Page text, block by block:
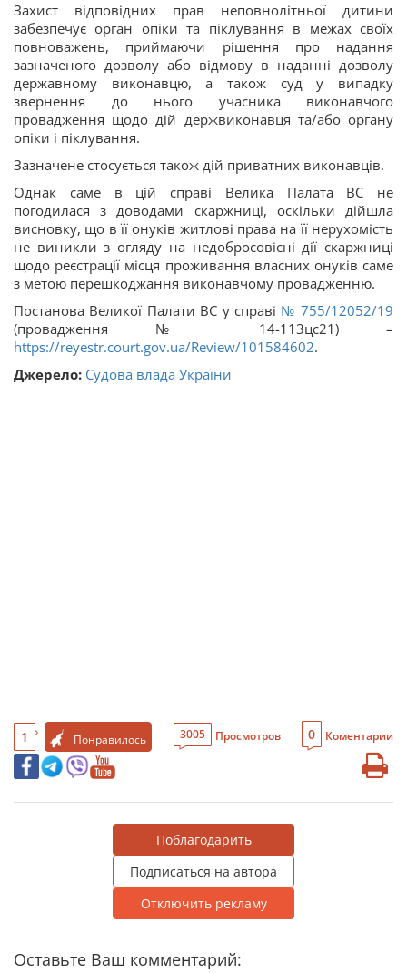
Захист відповідних прав неповнолітньої дитини
забезпечує орган опіки та піклування в межах своїх
повноважень, приймаючи рішення про надання
зазначеного дозволу або відмову в наданні дозволу
державному виконавцю, а також суд у випадку
звернення до нього учасника виконавчого
провадження щодо дій держвиконавця та/або органу
опіки і піклування.
Зазначене стосується також дій приватних виконавців.
Однак саме в цій справі Велика Палата ВС не
погодилася з доводами скаржниці, оскільки дійшла
висновку, що в її онуків житлові права на її нерухомість
не виникли з огляду на недобросовісні дії скаржниці
щодо реєстрації місця проживання власних онуків саме
з метою перешкоджання виконавчому провадженню.
Постанова Великої Палати ВС у справі № 755/12052/19
(провадження № 14-113цс21) –
https://reyestr.court.gov.ua/Review/101584602.
Джерело: Судова влада України
1 Понравилось 3005 Просмотров 0 Коментарии
Поблагодарить
Подписаться на автора
Отключить рекламу
Оставьте Ваш комментарий: